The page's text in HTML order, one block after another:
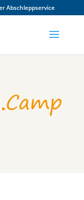
Abschleppservice